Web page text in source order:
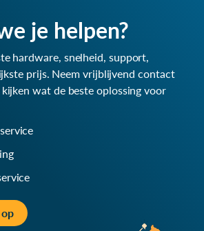
je helpen?
hardware, snelheid, support,
prijs. Neem vrijblijvend contact
wat de beste oplossing voor